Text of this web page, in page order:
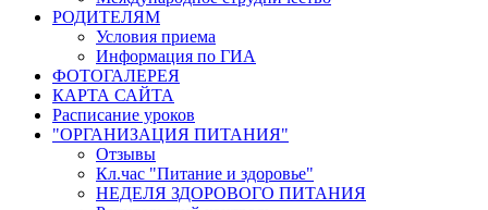
РОДИТЕЛЯМ
Условия приема
Информация по ГИА
ФОТОГАЛЕРЕЯ
КАРТА САЙТА
Расписание уроков
"ОРГАНИЗАЦИЯ ПИТАНИЯ"
Отзывы
Кл.час "Питание и здоровье"
НЕДЕЛЯ ЗДОРОВОГО ПИТАНИЯ